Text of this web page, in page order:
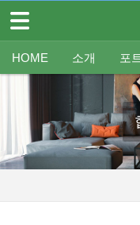
HOME 소개 포
조
평형별
욕
무료출장견
Q&A
로그인
HOME
포트폴리오
인테리어자재이야기